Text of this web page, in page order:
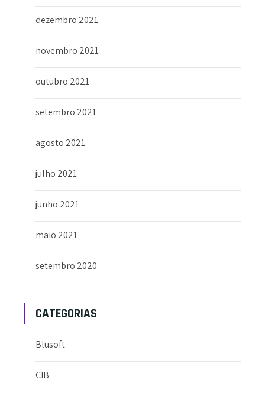
dezembro 2021
novembro 2021
outubro 2021
setembro 2021
agosto 2021
julho 2021
junho 2021
maio 2021
setembro 2020
CATEGORIAS
Blusoft
CIB